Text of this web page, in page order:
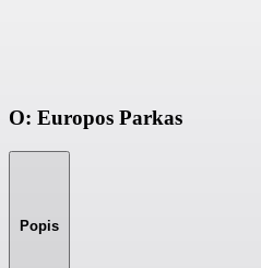
O: Europos Parkas
Popis